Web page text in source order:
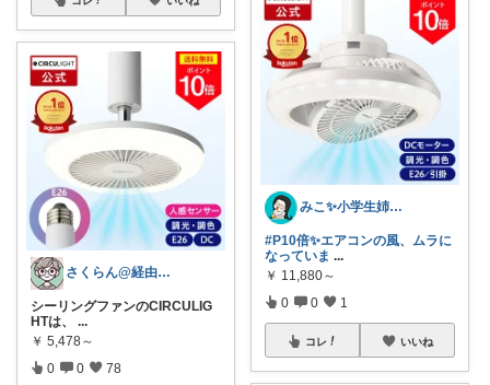
さくらん@経由感謝
シーリングファンのCIRCULIG
HTは、
...
￥ 5,478～
0 0 78
みこ✨小学生姉妹の母ちゃん
#P10倍✨エアコンの風、ムラに
なっていま ...
￥ 11,880～
0 0 1
コレ いいね